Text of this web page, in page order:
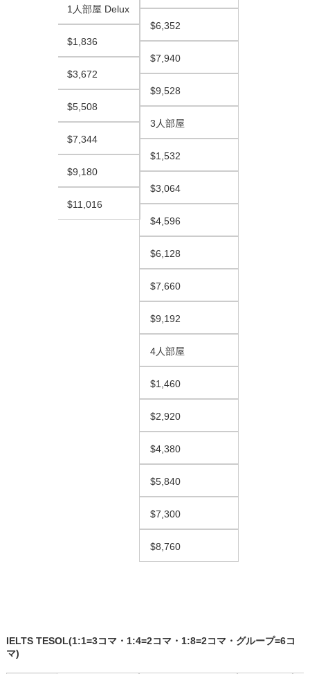
1人部屋 Delux
$1,836
$3,672
$5,508
$7,344
$9,180
$11,016
$6,352
$7,940
$9,528
3人部屋
$1,532
$3,064
$4,596
$6,128
$7,660
$9,192
4人部屋
$1,460
$2,920
$4,380
$5,840
$7,300
$8,760
IELTS TESOL(1:1=3コマ・1:4=2コマ・1:8=2コマ・グループ=6コ
マ)